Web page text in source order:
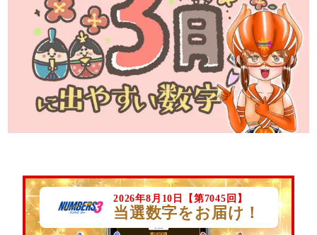
ロトナンBINGO爆当て当選数字
ロト・ナンバーズ・ビンゴ5を攻略する最強メ
ソッドのご紹介
数字選択式宝くじ購入方法
2026年8月10日【第7045回】
当選数字をお届け！